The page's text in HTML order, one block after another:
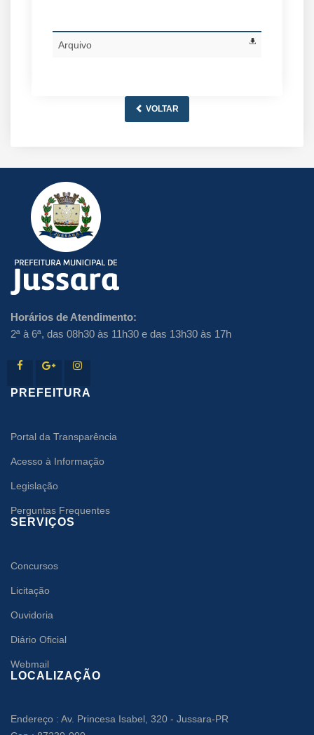
Arquivo
VOLTAR
Horários de Atendimento:
2ª à 6ª, das 08h30 às 11h30 e das 13h30 às 17h
PREFEITURA
Portal da Transparência
Acesso à Informação
Legislação
Perguntas Frequentes
SERVIÇOS
Concursos
Licitação
Ouvidoria
Diário Oficial
Webmail
LOCALIZAÇÃO
Endereço : Av. Princesa Isabel, 320 - Jussara-PR